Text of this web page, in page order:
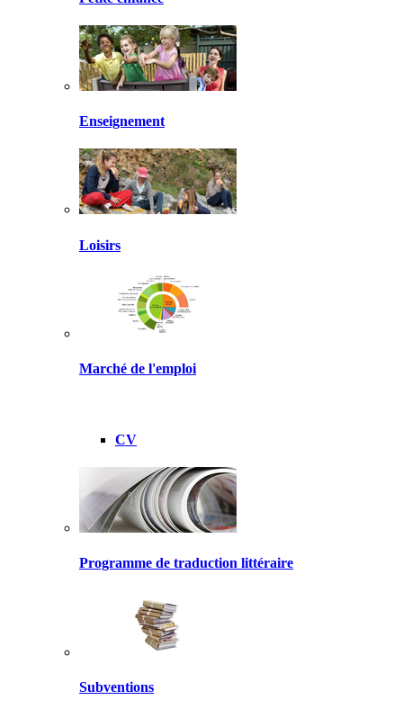
Enseignement
Loisirs
Marché de l'emploi
CV
Programme de traduction littéraire
Subventions